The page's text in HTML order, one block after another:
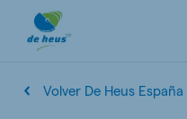
Volver De Heus España